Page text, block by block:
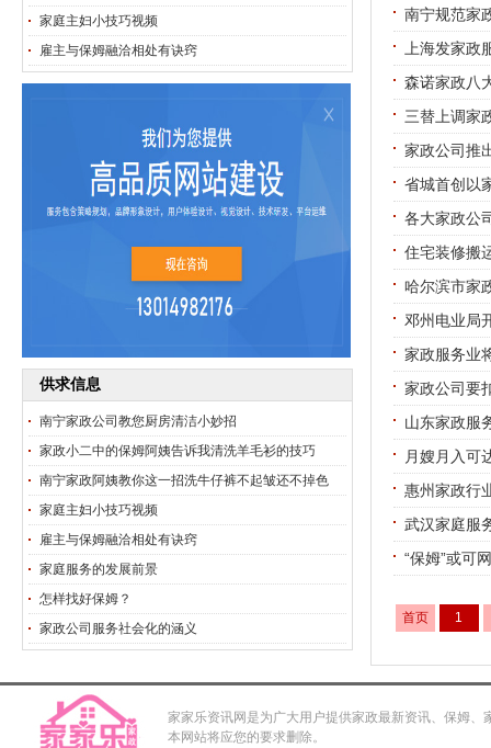
家庭主妇小技巧视频
雇主与保姆融洽相处有诀窍
供求信息
南宁家政公司教您厨房清洁小妙招
家政小二中的保姆阿姨告诉我清洗羊毛衫的技巧
南宁家政阿姨教你这一招洗牛仔裤不起皱还不掉色
家庭主妇小技巧视频
雇主与保姆融洽相处有诀窍
家庭服务的发展前景
怎样找好保姆？
家政公司服务社会化的涵义
南宁规范家
上海发家
森诺家政八
三替上调家
家政公司推
省城首创以
各大家政公
住宅装修搬
哈尔滨市家
邓州电业局
家政服务业
家政公司要
山东家政服
月嫂月入可
惠州家政行
武汉家庭服
“保姆”或可
首页 1
家家乐资讯网是为广大用户提供家政最新资讯、保姆
本网站将应您的要求删除。